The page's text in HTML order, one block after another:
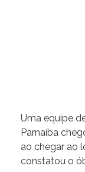
Uma equipe
Parnaíba
ao chegar ao
constatou o